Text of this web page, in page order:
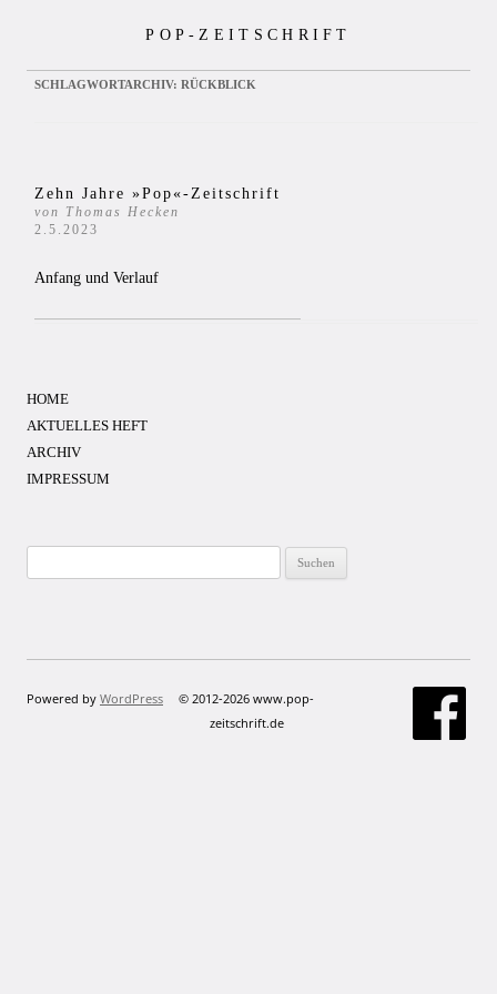
POP-ZEITSCHRIFT
SCHLAGWORTARCHIV: RÜCKBLICK
Zehn Jahre »Pop«-Zeitschrift
von Thomas Hecken
2.5.2023
Anfang und Verlauf
HOME
AKTUELLES HEFT
ARCHIV
IMPRESSUM
nach:
Powered by WordPress
© 2012-2026 www.pop-
zeitschrift.de